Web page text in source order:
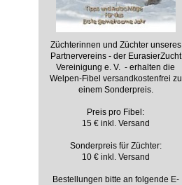
Züchterinnen und Züchter unseres
Partnervereins - der EurasierZucht
Vereinigung e. V. - erhalten die
Welpen-Fibel versandkostenfrei zu
einem Sonderpreis.
Preis pro Fibel:
15 € inkl. Versand
Sonderpreis für Züchter:
10 € inkl. Versand
Bestellungen bitte an folgende E-